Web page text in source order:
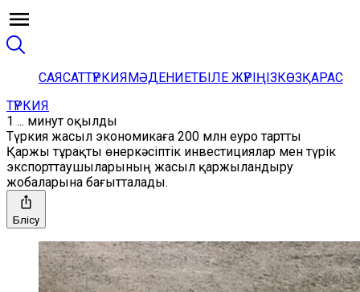
САЯСАТТҮРКИЯМӘДЕНИЕТБІЛЕ ЖҮРІҢІЗКӨЗҚАРАС
ТҮРКИЯ
1 ... минут оқылды
Түркия жасыл экономикаға 200 млн еуро тартты
Қаржы тұрақты өнеркәсіптік инвестициялар мен түрік
экспорттаушыларының жасыл қаржыландыру
жобаларына бағытталады.
Бөлісу